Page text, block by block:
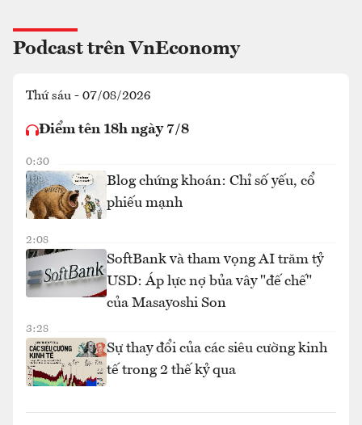
Podcast trên VnEconomy
Thứ sáu - 07/08/2026
Điểm tên 18h ngày 7/8
0:30
Blog chứng khoán: Chỉ số yếu, cổ
phiếu mạnh
2:08
SoftBank và tham vọng AI trăm tỷ
USD: Áp lực nợ bủa vây "đế chế"
của Masayoshi Son
3:28
Sự thay đổi của các siêu cường kinh
tế trong 2 thế kỷ qua